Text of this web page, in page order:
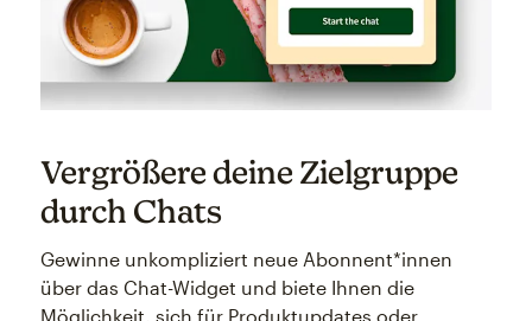
Vergrößere deine Zielgruppe
durch Chats
Gewinne unkompliziert neue Abonnent*innen
über das Chat-Widget und biete Ihnen die
Möglichkeit, sich für Produktupdates oder